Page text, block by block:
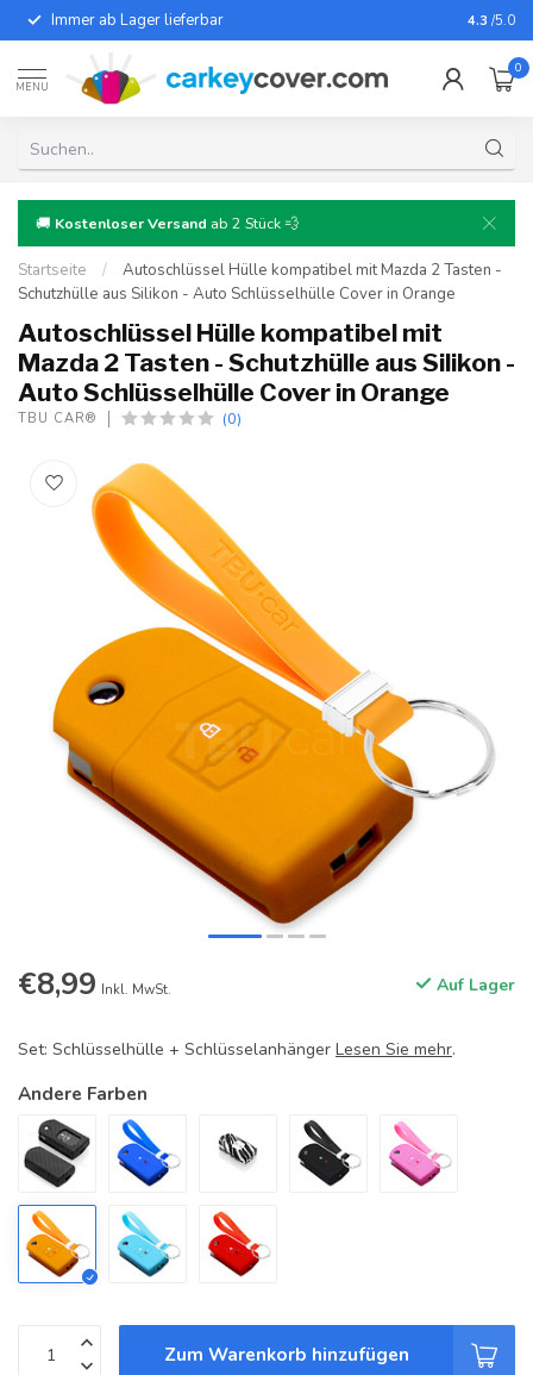
Immer ab Lager lieferbar Für fast
4.3 /5.0
MENU
0
🚚 Kostenloser Versand ab 2 Stück 💨
Startseite /
Autoschlüssel Hülle kompatibel mit Mazda 2 Tasten -
Schutzhülle aus Silikon - Auto Schlüsselhülle Cover in Orange
Autoschlüssel Hülle kompatibel mit
Mazda 2 Tasten - Schutzhülle aus Silikon -
Auto Schlüsselhülle Cover in Orange
TBU CAR® (0)
€8,99 Inkl. MwSt. Auf Lager
Set: Schlüsselhülle + Schlüsselanhänger Lesen Sie mehr.
Andere Farben
Zum Warenkorb hinzufügen